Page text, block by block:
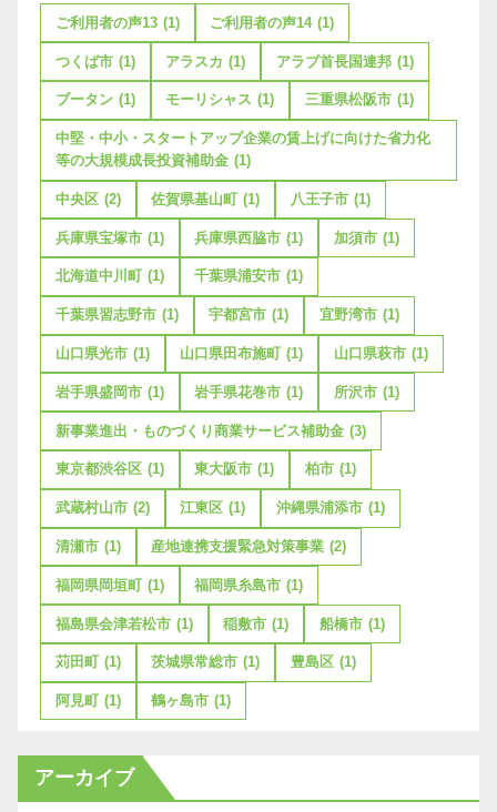
ご利用者の声13 (1) ご利用者の声14 (1)
つくば市 (1) アラスカ (1) アラブ首長国連邦 (1)
ブータン (1) モーリシャス (1) 三重県松阪市 (1)
中堅・中小・スタートアップ企業の賃上げに向けた省力化
等の大規模成長投資補助金 (1)
中央区 (2) 佐賀県基山町 (1) 八王子市 (1)
兵庫県宝塚市 (1) 兵庫県西脇市 (1) 加須市 (1)
北海道中川町 (1) 千葉県浦安市 (1)
千葉県習志野市 (1) 宇都宮市 (1) 宜野湾市 (1)
山口県光市 (1) 山口県田布施町 (1) 山口県萩市 (1)
岩手県盛岡市 (1) 岩手県花巻市 (1) 所沢市 (1)
新事業進出・ものづくり商業サービス補助金 (3)
東京都渋谷区 (1) 東大阪市 (1) 柏市 (1)
武蔵村山市 (2) 江東区 (1) 沖縄県浦添市 (1)
清瀬市 (1) 産地連携支援緊急対策事業 (2)
福岡県岡垣町 (1) 福岡県糸島市 (1)
福島県会津若松市 (1) 稲敷市 (1) 船橋市 (1)
苅田町 (1) 茨城県常総市 (1) 豊島区 (1)
阿見町 (1) 鶴ヶ島市 (1)
アーカイブ